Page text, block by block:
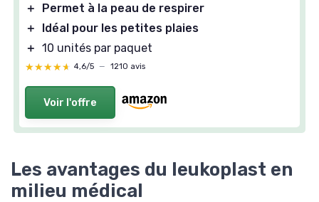
＋
Permet à la peau de respirer
＋
Idéal pour les petites plaies
＋ 10 unités par paquet
★★★★★
★★★★★ 4,6/5 — 1210 avis
Voir l'offre
Les avantages du leukoplast en
milieu médical